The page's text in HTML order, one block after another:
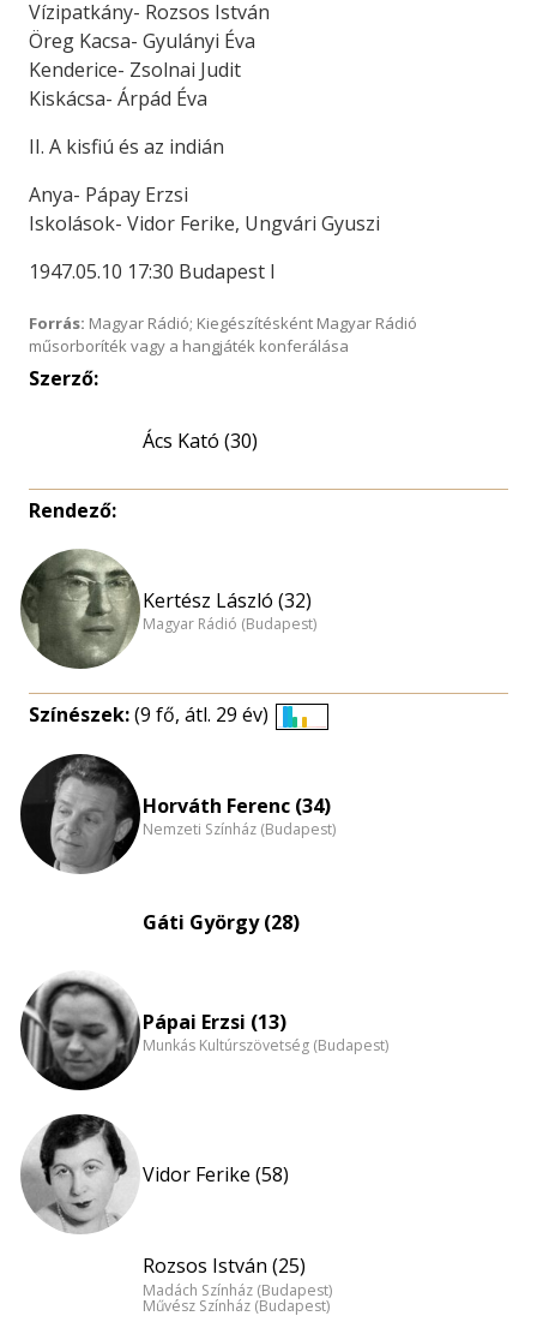
Vízipatkány- Rozsos István
Öreg Kacsa- Gyulányi Éva
Kenderice- Zsolnai Judit
Kiskácsa- Árpád Éva
II. A kisfiú és az indián
Anya- Pápay Erzsi
Iskolások- Vidor Ferike, Ungvári Gyuszi
1947.05.10 17:30 Budapest I
Forrás: Magyar Rádió; Kiegészítésként Magyar Rádió
műsorboríték vagy a hangjáték konferálása
Szerző:
Ács Kató (30)
Rendező:
Kertész László (32)
Magyar Rádió (Budapest)
Színészek:(9 fő, átl. 29 év)
nagyítása
Horváth Ferenc (34)
Nemzeti Színház (Budapest)
Gáti György (28)
Pápai Erzsi (13)
Munkás Kultúrszövetség (Budapest)
Vidor Ferike (58)
Rozsos István (25)
Madách Színház (Budapest)
Művész Színház (Budapest)